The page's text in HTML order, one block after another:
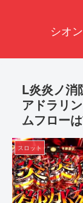
シオ
L炎炎ノ消
アドラリ
ムフロー
スロット